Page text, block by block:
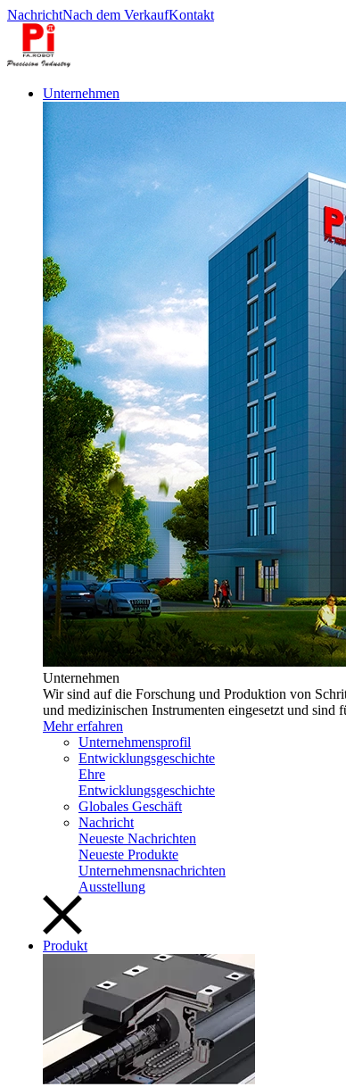
NachrichtNach dem VerkaufKontakt
Unternehmen
Unternehmen
Wir sind auf die Forschung und Produktion von
und medizinischen Instrumenten eingesetzt und
Mehr erfahren
Unternehmensprofil
Entwicklungsgeschichte
Ehre
Entwicklungsgeschichte
Globales Geschäft
Nachricht
Neueste Nachrichten
Neueste Produkte
Unternehmensnachrichten
Ausstellung
Produkt